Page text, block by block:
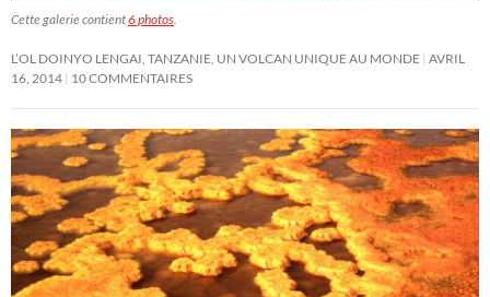
Cette galerie contient6 photos
L’OL DOINYO LENGAI, TANZANIE, UN VOLCAN UNIQUE AU MONDE AVRIL
16, 2014 10 COMMENTAIRES